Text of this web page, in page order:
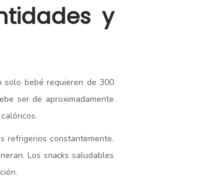
y
solo bebé requieren de 300
ser de aproximadamente
refrigerios constantemente.
Los snackssaludables